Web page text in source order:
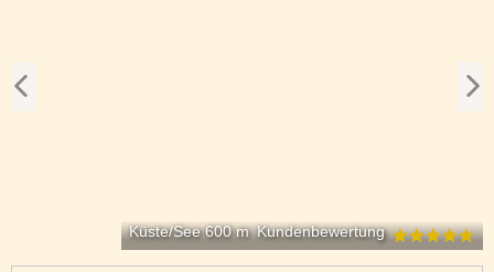
Küste/See 600 m Kundenbewertung